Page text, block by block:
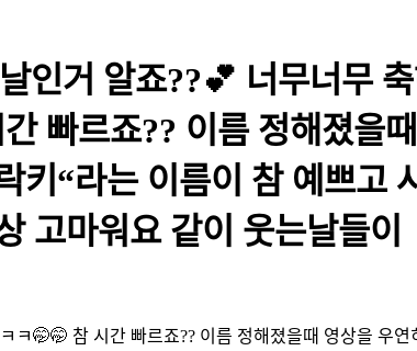
거 알죠??💕 너무너무
빠르죠?? 이름 정해졌을
“라는 이름이 참 예쁘고
고마워요 같이 웃는날들이
🤭🤭 참 시간 빠르죠?? 이름 정해졌을때 영상을 우